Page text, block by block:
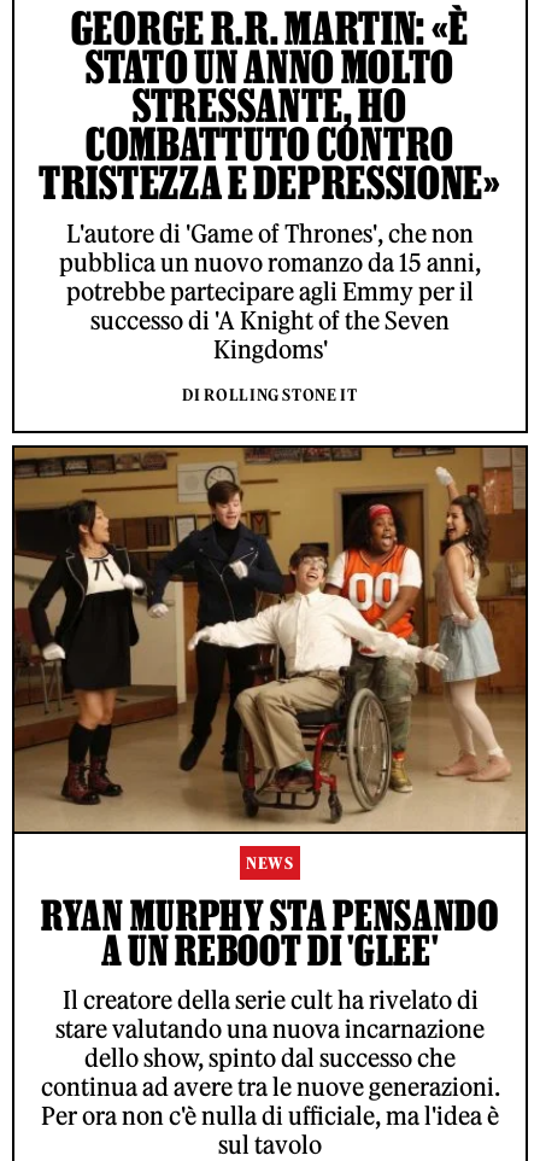
GEORGE R.R. MARTIN: «È
STATO UN ANNO MOLTO
STRESSANTE, HO
COMBATTUTO CONTRO
TRISTEZZA E DEPRESSIONE»
L'autore di 'Game of Thrones', che non
pubblica un nuovo romanzo da 15 anni,
potrebbe partecipare agli Emmy per il
successo di 'A Knight of the Seven
Kingdoms'
DI ROLLING STONE IT
NEWS
RYAN MURPHY STA PENSANDO
A UN REBOOT DI 'GLEE'
Il creatore della serie cult ha rivelato di
stare valutando una nuova incarnazione
dello show, spinto dal successo che
continua ad avere tra le nuove generazioni.
Per ora non c'è nulla di ufficiale, ma l'idea è
sul tavolo